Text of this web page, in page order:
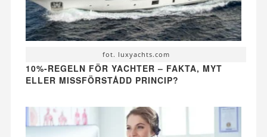
fot. luxyachts.com
10%-REGELN FÖR YACHTER – FAKTA, MYT
ELLER MISSFÖRSTÅDD PRINCIP?